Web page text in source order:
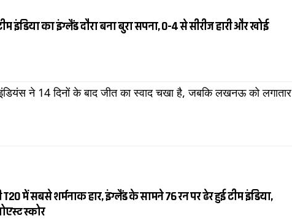
इंडिया का इंग्लैंड दौरा बना बुरा सपना, 0-4 से सीरीज हारी और खोई
ने 14 दिनों के बाद जीत का स्वाद चखा है, जबकि लखनऊ को लगातार
T20 में सबसे शर्मनाक हार, इंग्लैंड के सामने 76 रन पर ढेर हुई टीम इंडिया,
स्कोर